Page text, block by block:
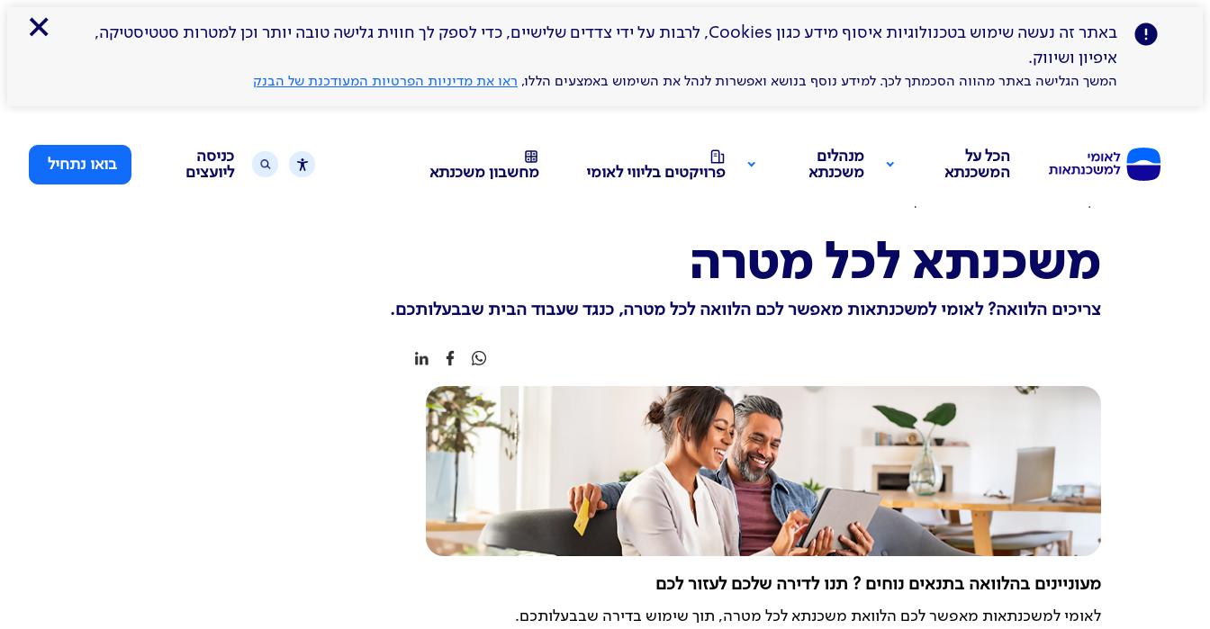
באתר זה נעשה שימוש בטכנולוגיות איסוף מידע כגון Cookies, לרבות על ידי צדדים שלישיים, כדי לספק לך חווית גלישה טובה יותר וכן למטרות סטטיסטיקה,
איפיון ושיווק.
המשך הגלישה באתר מהווה הסכמתך לכך. למידע נוסף בנושא ואפשרות לנהל את השימוש באמצעים הללו, ראו את מדיניות הפרטיות המעודכנת של הבנק
×
הכל על
המשכנתא
Toggle
מנהלים
משכנתא
Toggle
פרויקטים בליווי לאומי מחשבון משכנתא
כניסה
ליועצים
בואו נתחיל
משכנתא לכל מטרה
צריכים הלוואה? לאומי למשכנתאות מאפשר לכם הלוואה לכל מטרה, כנגד שעבוד הבית שבבעלותכם.
מעוניינים בהלוואה בתנאים נוחים ? תנו לדירה שלכם לעזור לכם
לאומי למשכנתאות מאפשר לכם הלוואת משכנתא לכל מטרה, תוך שימוש בדירה שבבעלותכם.